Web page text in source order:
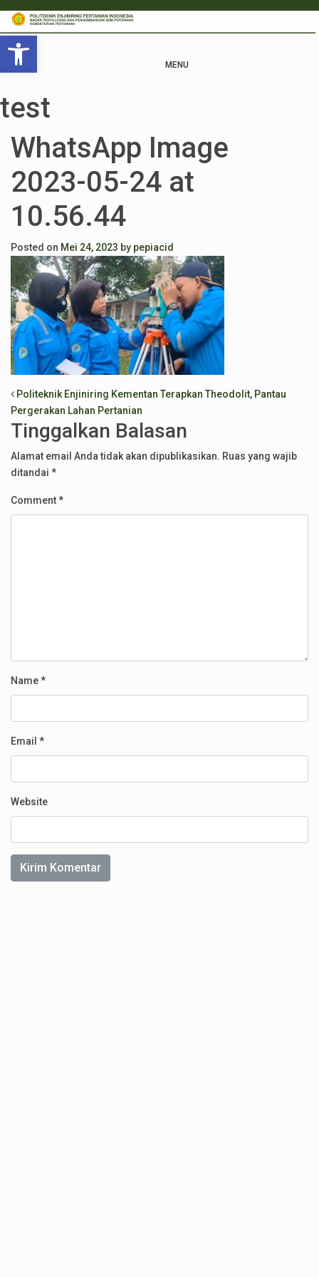
Open toolbar
MENU
test
WhatsApp Image
2023-05-24 at
10.56.44
Posted on Mei 24, 2023 by pepiacid
Post navigation
Politeknik Enjiniring Kementan Terapkan Theodolit, Pantau
Pergerakan Lahan Pertanian
Tinggalkan Balasan
Alamat email Anda tidak akan dipublikasikan. Ruas yang wajib
ditandai *
Comment*
Name*
Email *
Website